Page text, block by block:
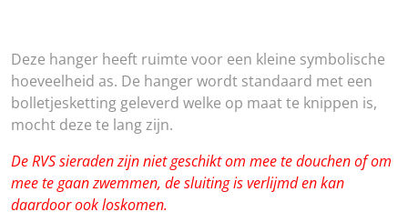
Deze hanger heeft ruimte voor een kleine symbolische
hoeveelheid as. De hanger wordt standaard met een
bolletjesketting geleverd welke op maat te knippen is,
mocht deze te lang zijn.
De RVS sieraden zijn niet geschikt om mee te douchen of om
mee te gaan zwemmen, de sluiting is verlijmd en kan
daardoor ook loskomen.